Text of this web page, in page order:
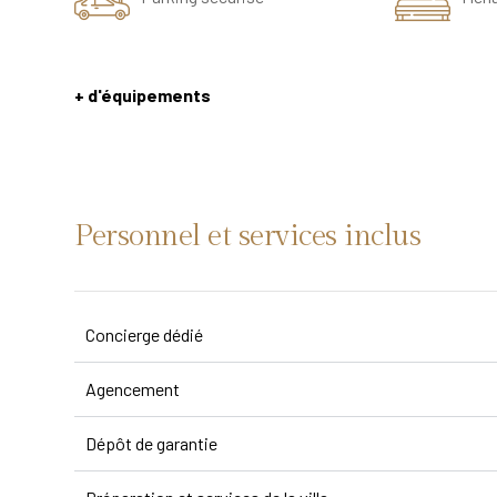
+ d'équipements
Personnel et services inclus
Concierge dédié
Agencement
Dépôt de garantie